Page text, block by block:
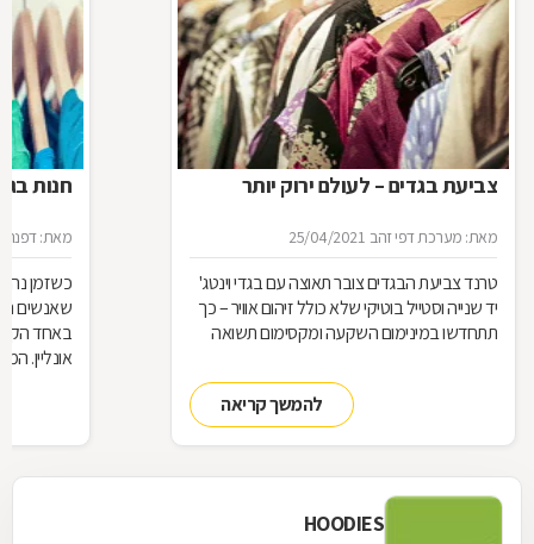
צביעת בגדים – לעולם ירוק יותר
מאת: מערכת דפי זהב 25/04/2021
טרנד צביעת הבגדים צובר תאוצה עם בגדי וינטג'
יד שנייה וסטייל בוטיקי שלא כולל זיהום אוויר – כך
תתחדשו במינימום השקעה ומקסימום תשואה
להמשך קריאה
חנות
מאת: דפנה
כשזמן
שאנשים
באחד
אונליין.
HOODIES